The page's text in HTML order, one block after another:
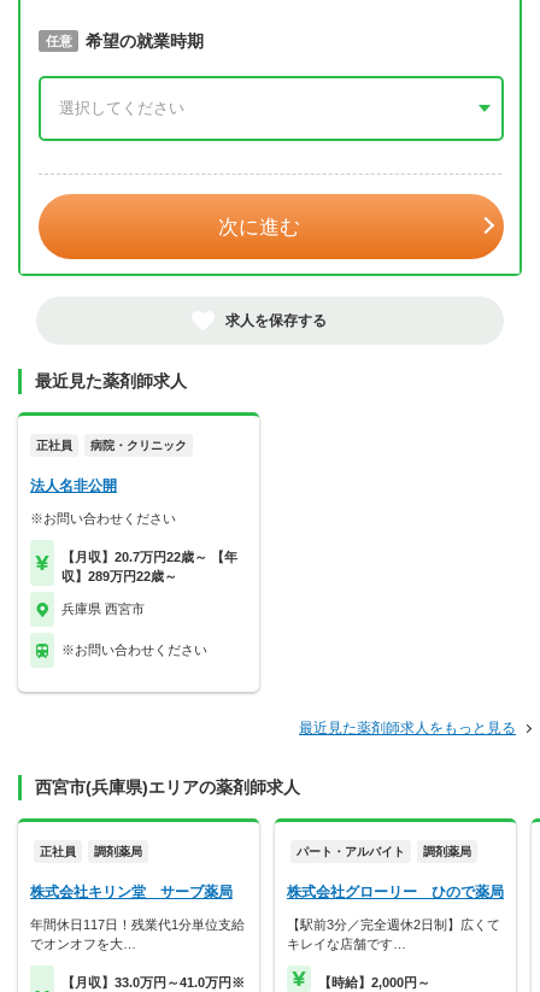
必須 取得予定年
任意 希望の就業時期
次に進む
求人を保存する
最近見た薬剤師求人
正社員 病院・クリニック
法人名非公開
※お問い合わせください
【月収】20.7万円22歳～ 【年
収】289万円22歳～
兵庫県 西宮市
※お問い合わせください
最近見た薬剤師求人をもっと見る
西宮市(兵庫県)エリアの薬剤師求人
正社員 調剤薬局
株式会社キリン堂 サーブ薬局
年間休日117日！残業代1分単位支給
でオンオフを大…
【月収】33.0万円～41.0万円※
パート・アルバイト 調剤薬局
株式会社グローリー ひので薬局
【駅前3分／完全週休2日制】広くて
キレイな店舗です…
【時給】2,000円～